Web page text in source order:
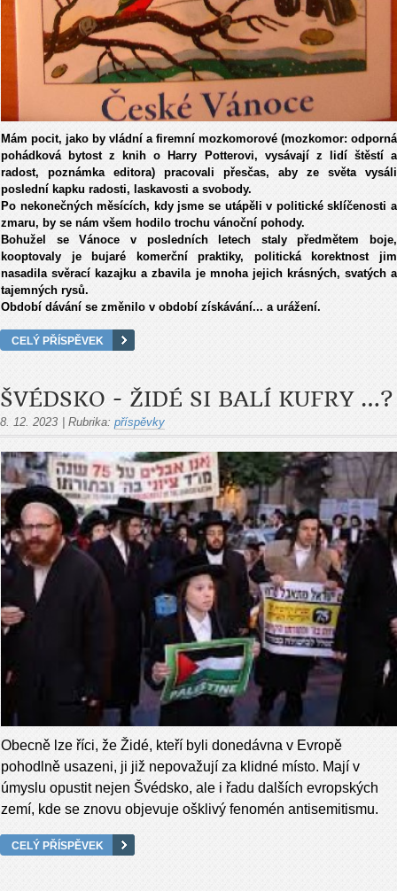
Mám pocit, jako by vládní a firemní mozkomorové (mozkomor: odporná
pohádková bytost z knih o Harry Potterovi, vysávají z lidí štěstí a
radost, poznámka editora) pracovali přesčas, aby ze světa vysáli
poslední kapku radosti, laskavosti a svobody.
Po nekonečných měsících, kdy jsme se utápěli v politické sklíčenosti a
zmaru, by se nám všem hodilo trochu vánoční pohody.
Bohužel se Vánoce v posledních letech staly předmětem boje,
kooptovaly je bujaré komerční praktiky, politická korektnost jim
nasadila svěrací kazajku a zbavila je mnoha jejich krásných, svatých a
tajemných rysů.
Období dávání se změnilo v období získávání... a urážení.
CELÝ PŘÍSPĚVEK
ŠVÉDSKO - ŽIDÉ SI BALÍ KUFRY …?
8. 12. 2023 | Rubrika: příspěvky
Obecně lze říci, že Židé, kteří byli donedávna v Evropě
pohodlně usazeni, ji již nepovažují za klidné místo. Mají v
úmyslu opustit nejen Švédsko, ale i řadu dalších evropských
zemí, kde se znovu objevuje ošklivý fenomén antisemitismu.
CELÝ PŘÍSPĚVEK